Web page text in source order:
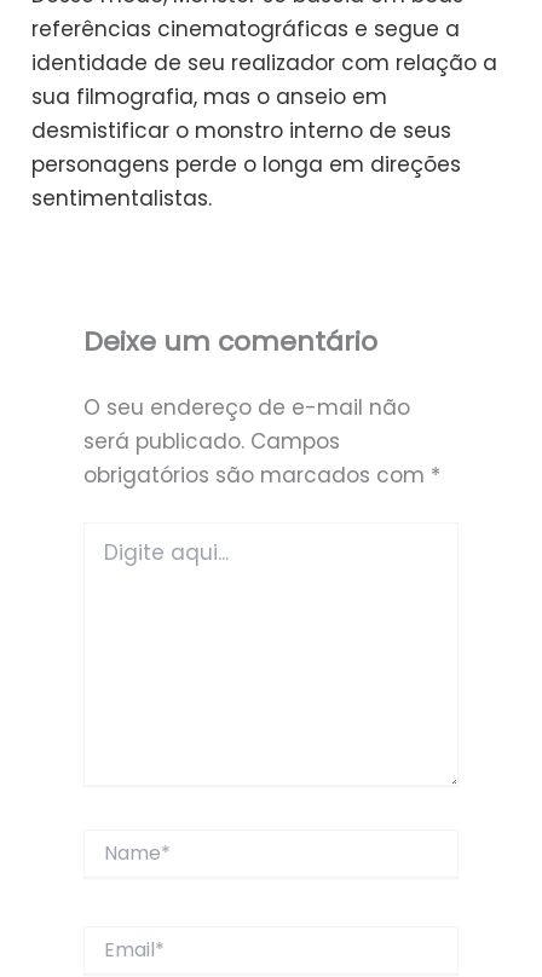
referências cinematográficas e segue a
identidade de seu realizador com relação a
sua filmografia, mas o anseio em
desmistificar o monstro interno de seus
personagens perde o longa em direções
sentimentalistas.
Deixe um comentário
O seu endereço de e-mail não
será publicado. Campos
obrigatórios são marcados com *
aqui...